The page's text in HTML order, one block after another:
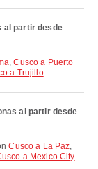
al partir desde
,Cusco a Puerto
a Trujillo
al partir desde
Cusco a La Paz,
a Mexico City